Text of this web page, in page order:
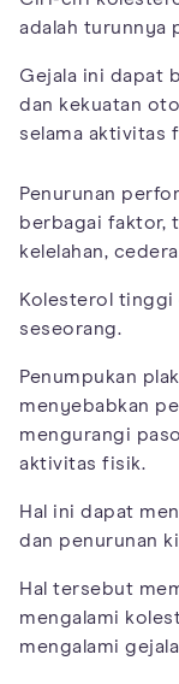
adalah turunnya
Gejala ini dapat
dan kekuatan
selama aktivitas
Penurunan
berbagai faktor,
kelelahan,
Kolesterol
seseorang.
Penumpukan
menyebabkan
mengurangi
aktivitas fisik.
Hal ini dapat
dan penurunan
Hal tersebut
mengalami
mengalami